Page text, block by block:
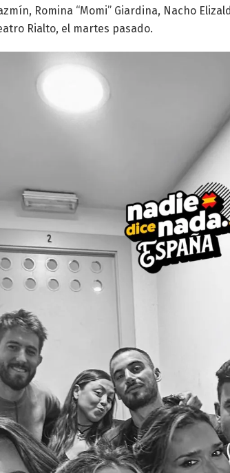
Romina “Momi” Giardina, Nacho
Rialto, el martes pasado.